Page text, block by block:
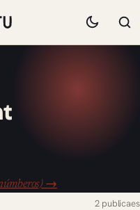
→
2 publicaes